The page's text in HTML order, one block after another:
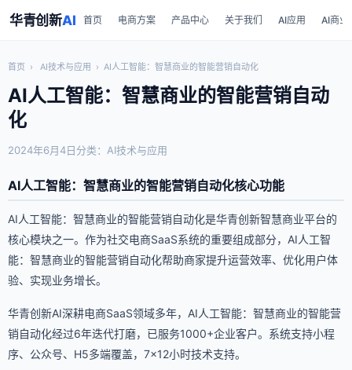
华青创新AI 首页 电商方案 产品中心 关于我们 AI应用 AI商业
首页 › AI技术与应用 › AI人工智能：智慧商业的智能营销自动化
AI人工智能：智慧商业的智能营销自动
化
2024年6月4日分类：AI技术与应用
AI人工智能：智慧商业的智能营销自动化核心功能
AI人工智能：智慧商业的智能营销自动化是华青创新智慧商业平台的
核心模块之一。作为社交电商SaaS系统的重要组成部分，AI人工智
能：智慧商业的智能营销自动化帮助商家提升运营效率、优化用户体
验、实现业务增长。
华青创新AI深耕电商SaaS领域多年，AI人工智能：智慧商业的智能营
销自动化经过6年迭代打磨，已服务1000+企业客户。系统支持小程
序、公众号、H5多端覆盖，7×12小时技术支持。